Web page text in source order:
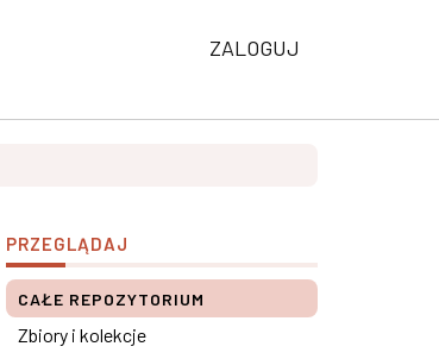
ZALOGUJ
PRZEGLĄDAJ
CAŁE REPOZYTORIUM
Zbiory i kolekcje